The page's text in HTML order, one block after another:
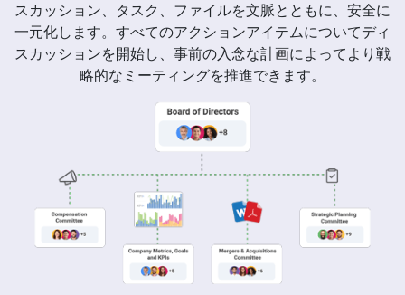
スカッション、タスク、ファイルを文脈とともに、安全に
一元化します。すべてのアクションアイテムについてディ
スカッションを開始し、事前の入念な計画によってより戦
略的なミーティングを推進できます。